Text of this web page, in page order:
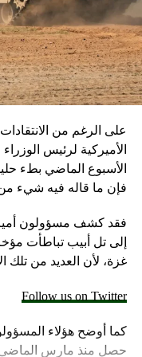
على الرغم من
الأميركية لرئيس
الأسبوع الماضي بطء
فإن ما قاله فيه شيء
فقد كشف مسؤولون
إلى تل أبيب تباطأت
غزة، لأن العديد من تلك
Follow us on Twitter
كما أوضح هؤلاء
حصل منذ مارس الماضي،